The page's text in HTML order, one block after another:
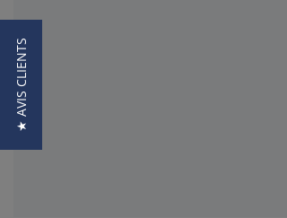
★ AVIS CLIENTS